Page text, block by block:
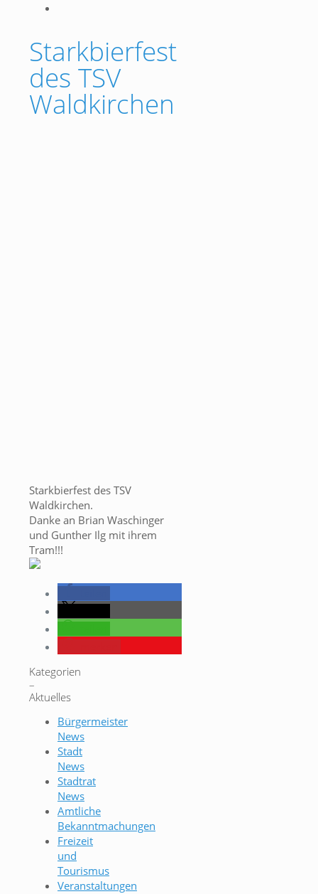
Starkbierfest
des TSV
Waldkirchen
Starkbierfest des TSV
Waldkirchen.
Danke an Brian Waschinger
und Gunther Ilg mit ihrem
Tram!!!
Kategorien
–
Aktuelles
Bürgermeister
News
Stadt
News
Stadtrat
News
Amtliche
Bekanntmachungen
Freizeit
und
Tourismus
Veranstaltungen